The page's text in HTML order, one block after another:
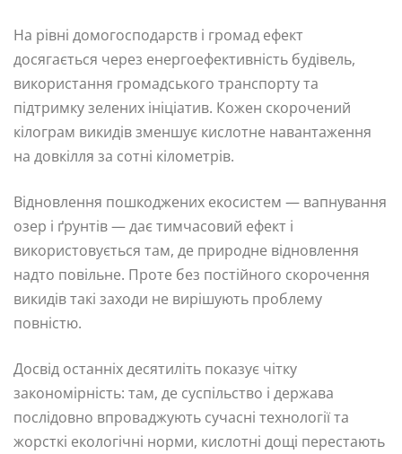
На рівні домогосподарств і громад ефект
досягається через енергоефективність будівель,
використання громадського транспорту та
підтримку зелених ініціатив. Кожен скорочений
кілограм викидів зменшує кислотне навантаження
на довкілля за сотні кілометрів.
Відновлення пошкоджених екосистем — вапнування
озер і ґрунтів — дає тимчасовий ефект і
використовується там, де природне відновлення
надто повільне. Проте без постійного скорочення
викидів такі заходи не вирішують проблему
повністю.
Досвід останніх десятиліть показує чітку
закономірність: там, де суспільство і держава
послідовно впроваджують сучасні технології та
жорсткі екологічні норми, кислотні дощі перестають